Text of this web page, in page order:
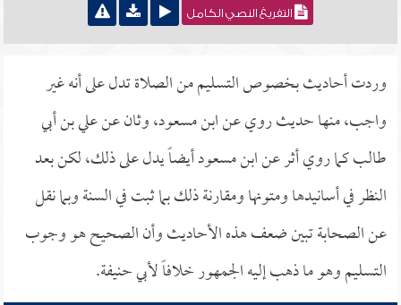
التفريغ النصي الكامل
وردت أحاديث بخصوص التسليم من الصلاة تدل على أنه غير
واجب، منها حديث روي عن ابن مسعود، وثان عن علي بن أبي
طالب كما روي أثر عن ابن مسعود أيضاً يدل على ذلك، لكن بعد
النظر في أسانيدها ومتونها ومقارنة ذلك بما ثبت في السنة وبما نقل
عن الصحابة تبين ضعف هذه الأحاديث وأن الصحيح هو وجوب
التسليم وهو ما ذهب إليه الجمهور خلافاً لأبي حنيفة.